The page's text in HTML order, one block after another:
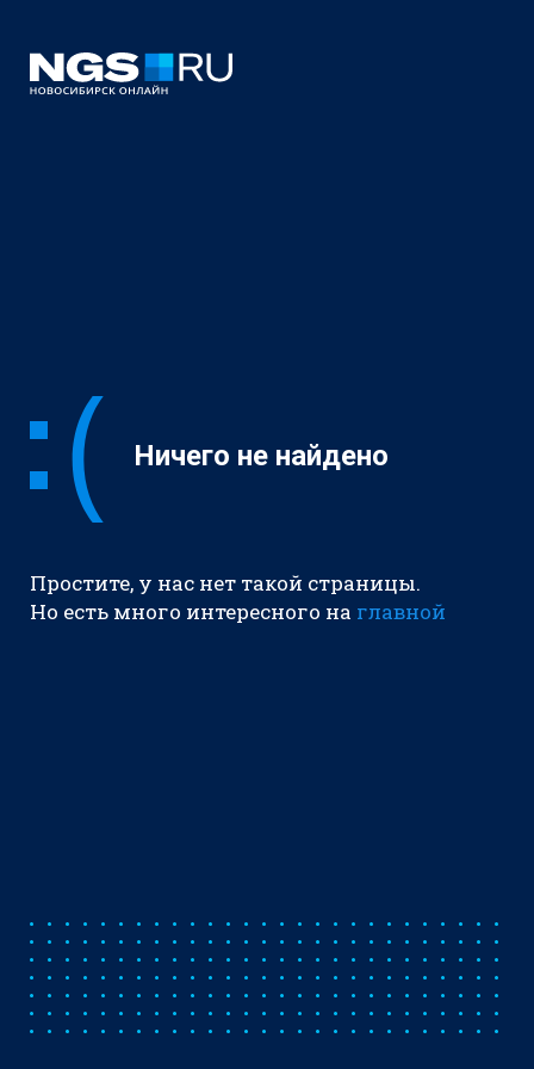
Ничего не найдено
Простите, у нас нет такой страницы.
Но есть много интересного на главной